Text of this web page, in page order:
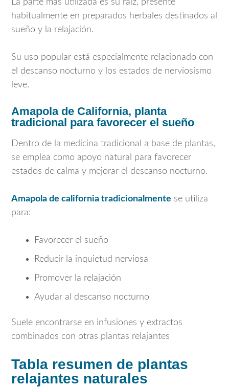
La parte más utilizada es su raíz, presente
habitualmente en preparados herbales destinados al
sueño y la relajación.
Su uso popular está especialmente relacionado con
el descanso nocturno y los estados de nerviosismo
leve.
Amapola de California, planta
tradicional para favorecer el sueño
Dentro de la medicina tradicional a base de plantas,
se emplea como apoyo natural para favorecer
estados de calma y mejorar el descanso nocturno.
Amapola de california tradicionalmente se utiliza
para:
Favorecer el sueño
Reducir la inquietud nerviosa
Promover la relajación
Ayudar al descanso nocturno
Suele encontrarse en infusiones y extractos
combinados con otras plantas relajantes
Tabla resumen de plantas
relajantes naturales